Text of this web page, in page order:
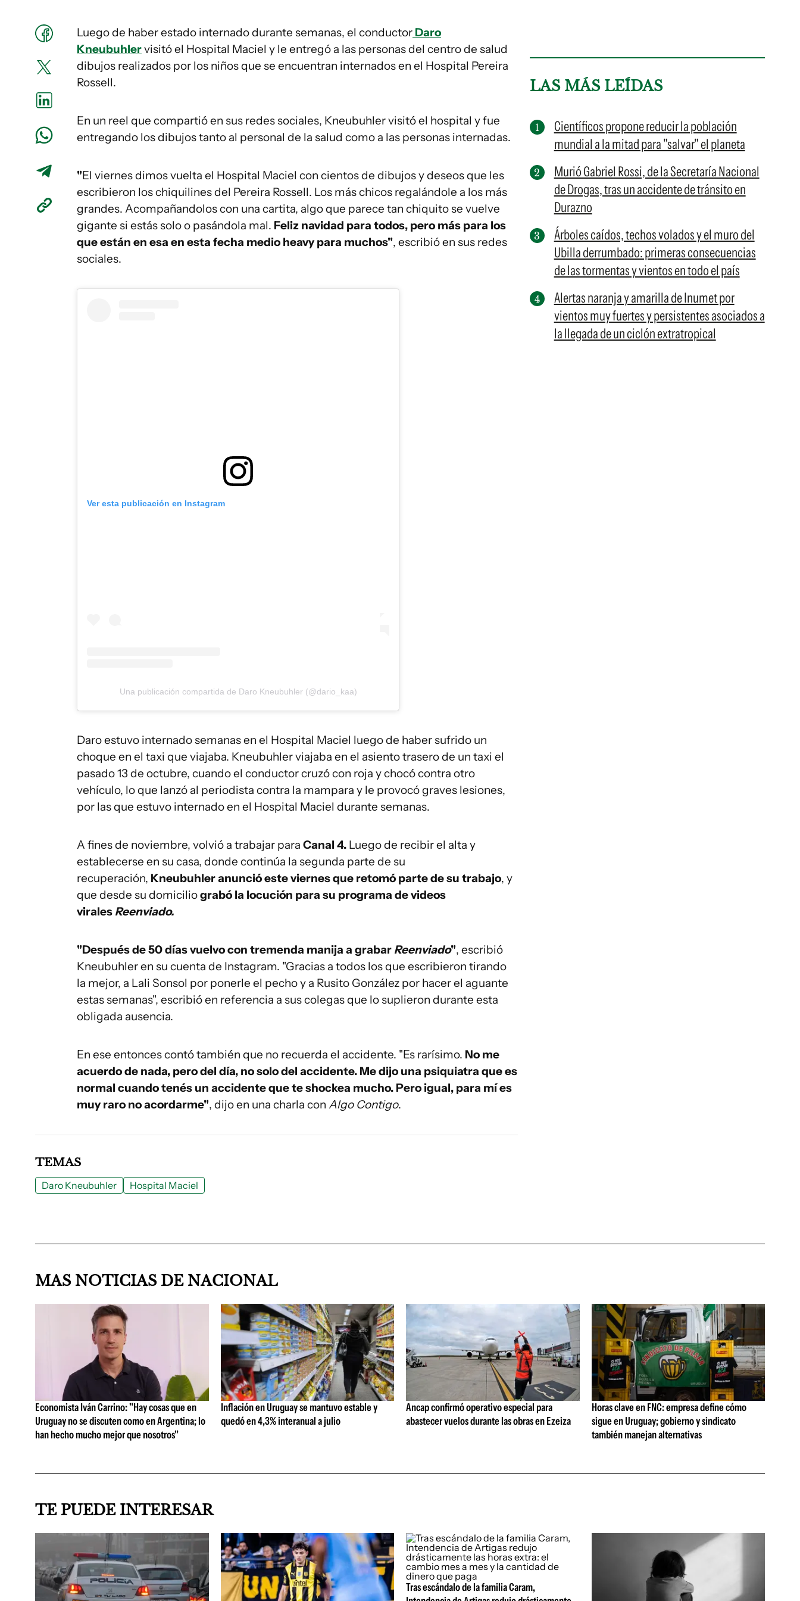
Luego de haber estado internado durante semanas, el conductor Daro
Kneubuhlervisitó el Hospital Maciel y le entregó a las personas del centro de salud
dibujos realizados por los niños que se encuentran internados en el Hospital Pereira
Rossell.
En un reel que compartió en sus redes sociales, Kneubuhler visitó el hospital y fue
entregando los dibujos tanto al personal de la salud como a las personas internadas.
"El viernes dimos vuelta el Hospital Maciel con cientos de dibujos y deseos que les
escribieron los chiquilines del Pereira Rossell. Los más chicos regalándole a los más
grandes. Acompañandolos con una cartita, algo que parece tan chiquito se vuelve
gigante si estás solo o pasándola mal. Feliz navidad para todos, pero más para los
que están en esa en esta fecha medio heavy para muchos", escribió en sus redes
sociales.
Ver esta publicación en Instagram
Una publicación compartida de Daro Kneubuhler (@dario_kaa)
Daro estuvo internado semanas en el Hospital Maciel luego de haber sufrido un
choque en el taxi que viajaba. Kneubuhler viajaba en el asiento trasero de un taxi el
pasado 13 de octubre, cuando el conductor cruzó con roja y chocó contra otro
vehículo, lo que lanzó al periodista contra la mampara y le provocó graves lesiones,
por las que estuvo internado en el Hospital Maciel durante semanas.
A fines de noviembre, volvió a trabajar para Canal 4. Luego de recibir el alta y
establecerse en su casa, donde continúa la segunda parte de su
recuperación, Kneubuhler anunció este viernes que retomó parte de su trabajo, y
que desde su domiciliograbó la locución para su programa de videos
virales Reenviado.
"Después de 50 días vuelvo con tremenda manija a grabar Reenviado", escribió
Kneubuhler en su cuenta de Instagram. "Gracias a todos los que escribieron tirando
la mejor, a Lali Sonsol por ponerle el pecho y a Rusito González por hacer el aguante
estas semanas", escribió en referencia a sus colegas que lo suplieron durante esta
obligada ausencia.
En ese entonces contó también que no recuerda el accidente. "Es rarísimo. No me
acuerdo de nada, pero del día, no solo del accidente. Me dijo una psiquiatra que es
normal cuando tenés un accidente que te shockea mucho. Pero igual, para mí es
muy raro no acordarme", dijo en una charla con Algo Contigo.
LAS MÁS LEÍDAS
Científicos propone reducir la población
mundial a la mitad para "salvar" el planeta
Murió Gabriel Rossi, de la Secretaría Nacional
de Drogas, tras un accidente de tránsito en
Durazno
Árboles caídos, techos volados y el muro del
Ubilla derrumbado: primeras consecuencias
de las tormentas y vientos en todo el país
Alertas naranja y amarilla de Inumet por
vientos muy fuertes y persistentes asociados a
la llegada de un ciclón extratropical
TEMAS
Daro Kneubuhler Hospital Maciel
MAS NOTICIAS DE NACIONAL
Economista Iván Carrino: "Hay cosas que en
Uruguay no se discuten como en Argentina; lo
han hecho mucho mejor que nosotros"
Inflación en Uruguay se mantuvo estable y
quedó en 4,3% interanual a julio
Ancap confirmó operativo especial para
abastecer vuelos durante las obras en Ezeiza
Horas clave en FNC: empresa define cómo
sigue en Uruguay; gobierno y sindicato
también manejan alternativas
TE PUEDE INTERESAR
Tras escándalo de la familia Caram,